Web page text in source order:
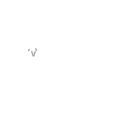
’v`